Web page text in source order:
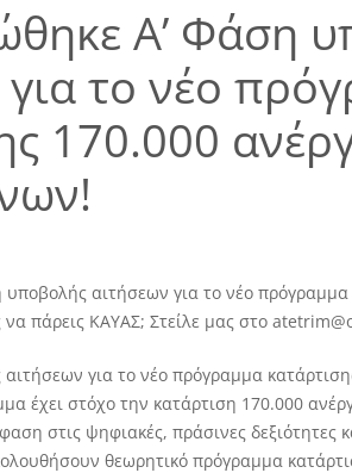
Α’ Φάση
το νέο
170.000
αιτήσεων για το νέο
πάρεις ΚΑΥΑΣ; Στείλε μας στο
για το νέο πρόγραμμα
έχει στόχο την κατάρτιση 170.000
στις ψηφιακές, πράσινες δεξιότητες
θεωρητικό πρόγραμμα